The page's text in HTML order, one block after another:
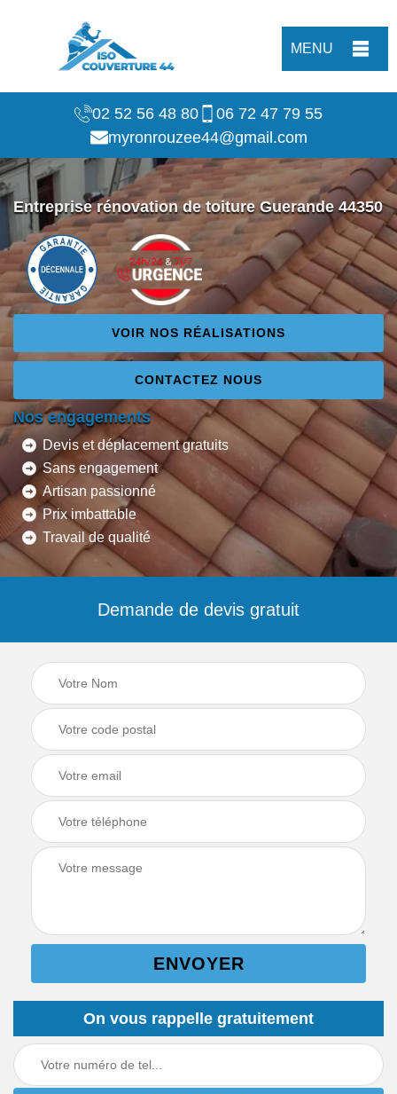
MENU
02 52 56 48 80
06 72 47 79 55
myronrouzee44@gmail.com
Entreprise rénovation de toiture Guerande 44350
VOIR NOS RÉALISATIONS
CONTACTEZ NOUS
Nos engagements
Devis et déplacement gratuits
Sans engagement
Artisan passionné
Prix imbattable
Travail de qualité
Demande de devis gratuit
On vous rappelle gratuitement